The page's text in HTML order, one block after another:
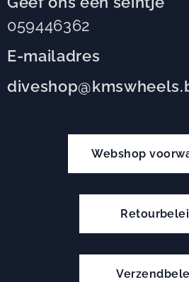
059446362
E-mailadres
Webshop